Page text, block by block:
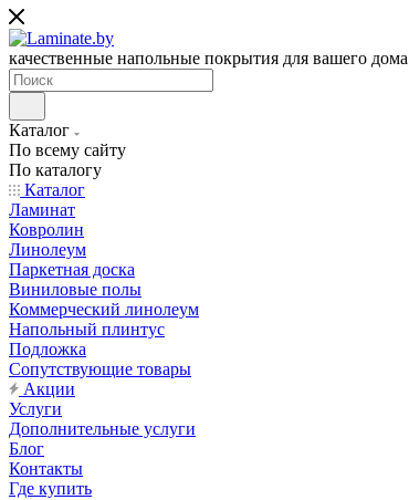
качественные напольные покрытия для вашего дома
Каталог
По всему сайту
По каталогу
Каталог
Ламинат
Ковролин
Линолеум
Паркетная доска
Виниловые полы
Коммерческий линолеум
Напольный плинтус
Подложка
Сопутствующие товары
Акции
Услуги
Дополнительные услуги
Блог
Контакты
Где купить